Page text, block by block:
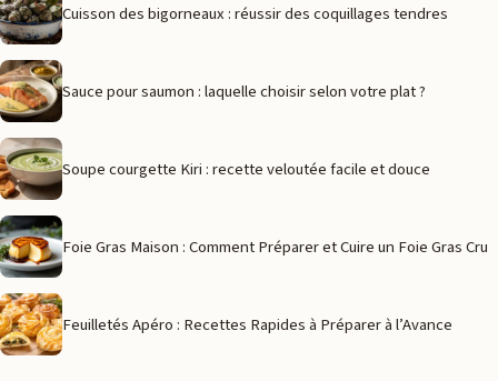
Cuisson des bigorneaux : réussir des coquillages tendres
Sauce pour saumon : laquelle choisir selon votre plat ?
Soupe courgette Kiri : recette veloutée facile et douce
Foie Gras Maison : Comment Préparer et Cuire un Foie Gras Cru
Feuilletés Apéro : Recettes Rapides à Préparer à l’Avance